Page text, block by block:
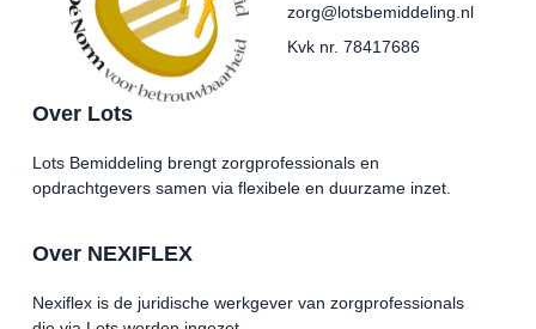
Over Lots
Lots Bemiddeling brengt zorgprofessionals en
opdrachtgevers samen via flexibele en duurzame inzet.
Over NEXIFLEX
Nexiflex is de juridische werkgever van zorgprofessionals
zorg@lotsbemiddeling.nl
Kvk nr. 78417686